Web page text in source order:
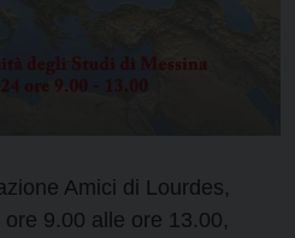
Amici di Lourdes,
9.00 alle ore 13.00,